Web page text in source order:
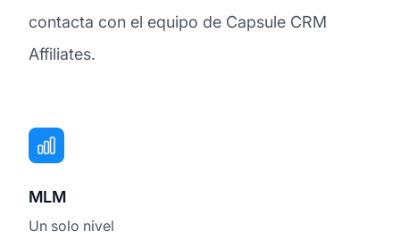
contacta con el equipo de Capsule CRM
Affiliates.
MLM
Un solo nivel